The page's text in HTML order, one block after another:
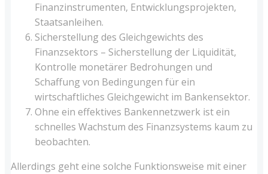
Finanzinstrumenten, Entwicklungsprojekten,
Staatsanleihen.
Sicherstellung des Gleichgewichts des
Finanzsektors – Sicherstellung der Liquidität,
Kontrolle monetärer Bedrohungen und
Schaffung von Bedingungen für ein
wirtschaftliches Gleichgewicht im Bankensektor.
Ohne ein effektives Bankennetzwerk ist ein
schnelles Wachstum des Finanzsystems kaum zu
beobachten.
Allerdings geht eine solche Funktionsweise mit einer